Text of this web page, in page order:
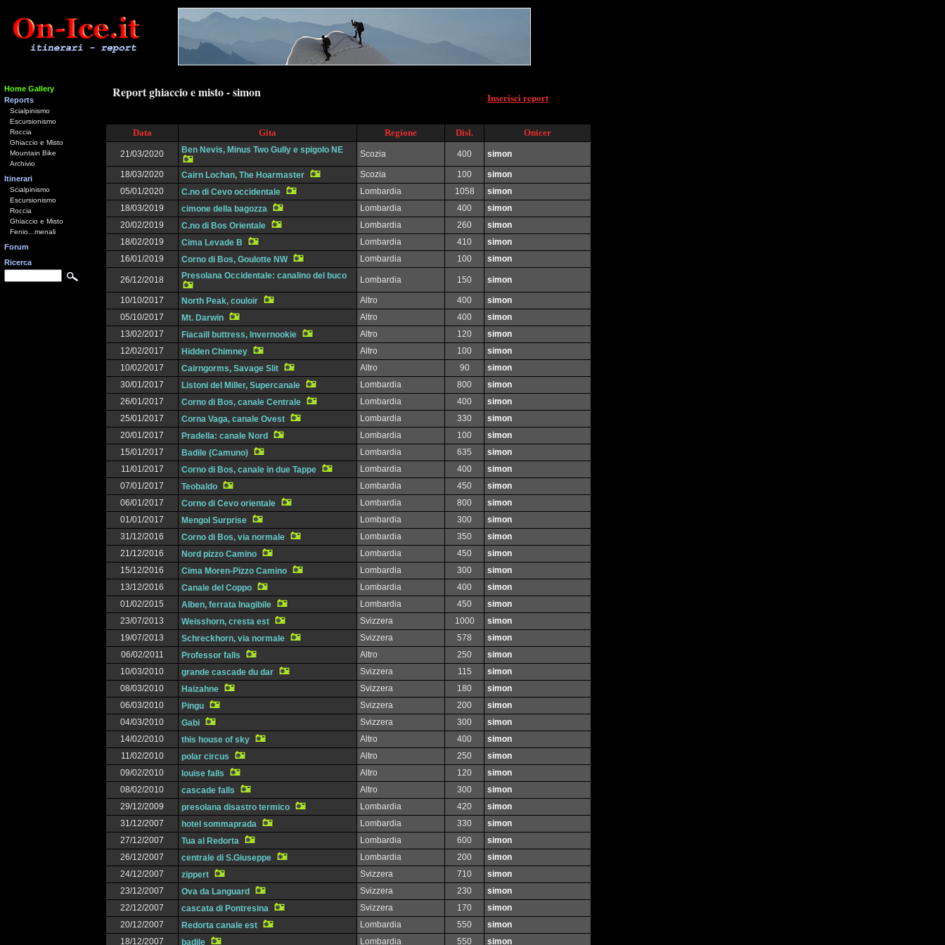
Home Gallery
Reports
Scialpinismo
Escursionismo
Roccia
Ghiaccio e Misto
Mountain Bike
Archivio
Itinerari
Scialpinismo
Escursionismo
Roccia
Ghiaccio e Misto
Fenio...menali
Forum
Ricerca
Report ghiaccio e misto - simon Inserisci report
Data Gita Regione Disl. Onicer
21/03/2020 Ben Nevis, Minus Two Gully e spigolo NE Scozia 400 simon
18/03/2020 Cairn Lochan, The Hoarmaster Scozia 100
simon
05/01/2020
C.no di Cevo occidentale Lombardia 1058
simon
18/03/2019
cimone della bagozza Lombardia 400
simon
20/02/2019
C.no di Bos Orientale Lombardia 260
simon
18/02/2019
Cima Levade B Lombardia 410
simon
16/01/2019
Corno di Bos, Goulotte NW Lombardia 100 simon
26/12/2018 Presolana Occidentale: canalino del buco Lombardia 150 simon
10/10/2017 North Peak, couloir Altro 400
simon
05/10/2017
Mt. Darwin Altro 400
simon
13/02/2017
Fiacaill buttress, Invernookie Altro 120
simon
12/02/2017
Hidden Chimney Altro 100
simon
10/02/2017
Cairngorms, Savage Slit Altro 90
simon
30/01/2017
Listoni del Miller, Supercanale Lombardia 800
simon
26/01/2017
Corno di Bos, canale Centrale Lombardia 400
simon
25/01/2017
Corna Vaga, canale Ovest Lombardia 330
simon
20/01/2017
Pradella: canale Nord Lombardia 100
simon
15/01/2017
Badile (Camuno) Lombardia 635
simon
11/01/2017
Corno di Bos, canale in due Tappe Lombardia 400
simon
07/01/2017
Teobaldo Lombardia 450
simon
06/01/2017
Corno di Cevo orientale Lombardia 800
simon
01/01/2017
Mengol Surprise Lombardia 300
simon
31/12/2016
Corno di Bos, via normale Lombardia 350
simon
21/12/2016
Nord pizzo Camino Lombardia 450
simon
15/12/2016
Cima Moren-Pizzo Camino Lombardia 300
simon
13/12/2016
Canale del Coppo Lombardia 400
simon
01/02/2015
Alben, ferrata Inagibile Lombardia 450
simon
23/07/2013
Weisshorn, cresta est Svizzera 1000
simon
19/07/2013
Schreckhorn, via normale Svizzera 578
simon
06/02/2011
Professor falls Altro 250
simon
10/03/2010
grande cascade du dar Svizzera 115
simon
08/03/2010
Haizahne Svizzera 180
simon
06/03/2010
Pingu Svizzera 200
simon
04/03/2010
Gabi Svizzera 300
simon
14/02/2010
this house of sky Altro 400
simon
11/02/2010
polar circus Altro 250
simon
09/02/2010
louise falls Altro 120
simon
08/02/2010
cascade falls Altro 300
simon
29/12/2009
presolana disastro termico Lombardia 420
simon
31/12/2007
hotel sommaprada Lombardia 330
simon
27/12/2007
Tua al Redorta Lombardia 600
simon
26/12/2007
centrale di S.Giuseppe Lombardia 200
simon
24/12/2007
zippert Svizzera 710
simon
23/12/2007
Ova da Languard Svizzera 230
simon
22/12/2007
cascata di Pontresina Svizzera 170
simon
20/12/2007
Redorta canale est Lombardia 550
simon
18/12/2007
badile Lombardia 550 simon